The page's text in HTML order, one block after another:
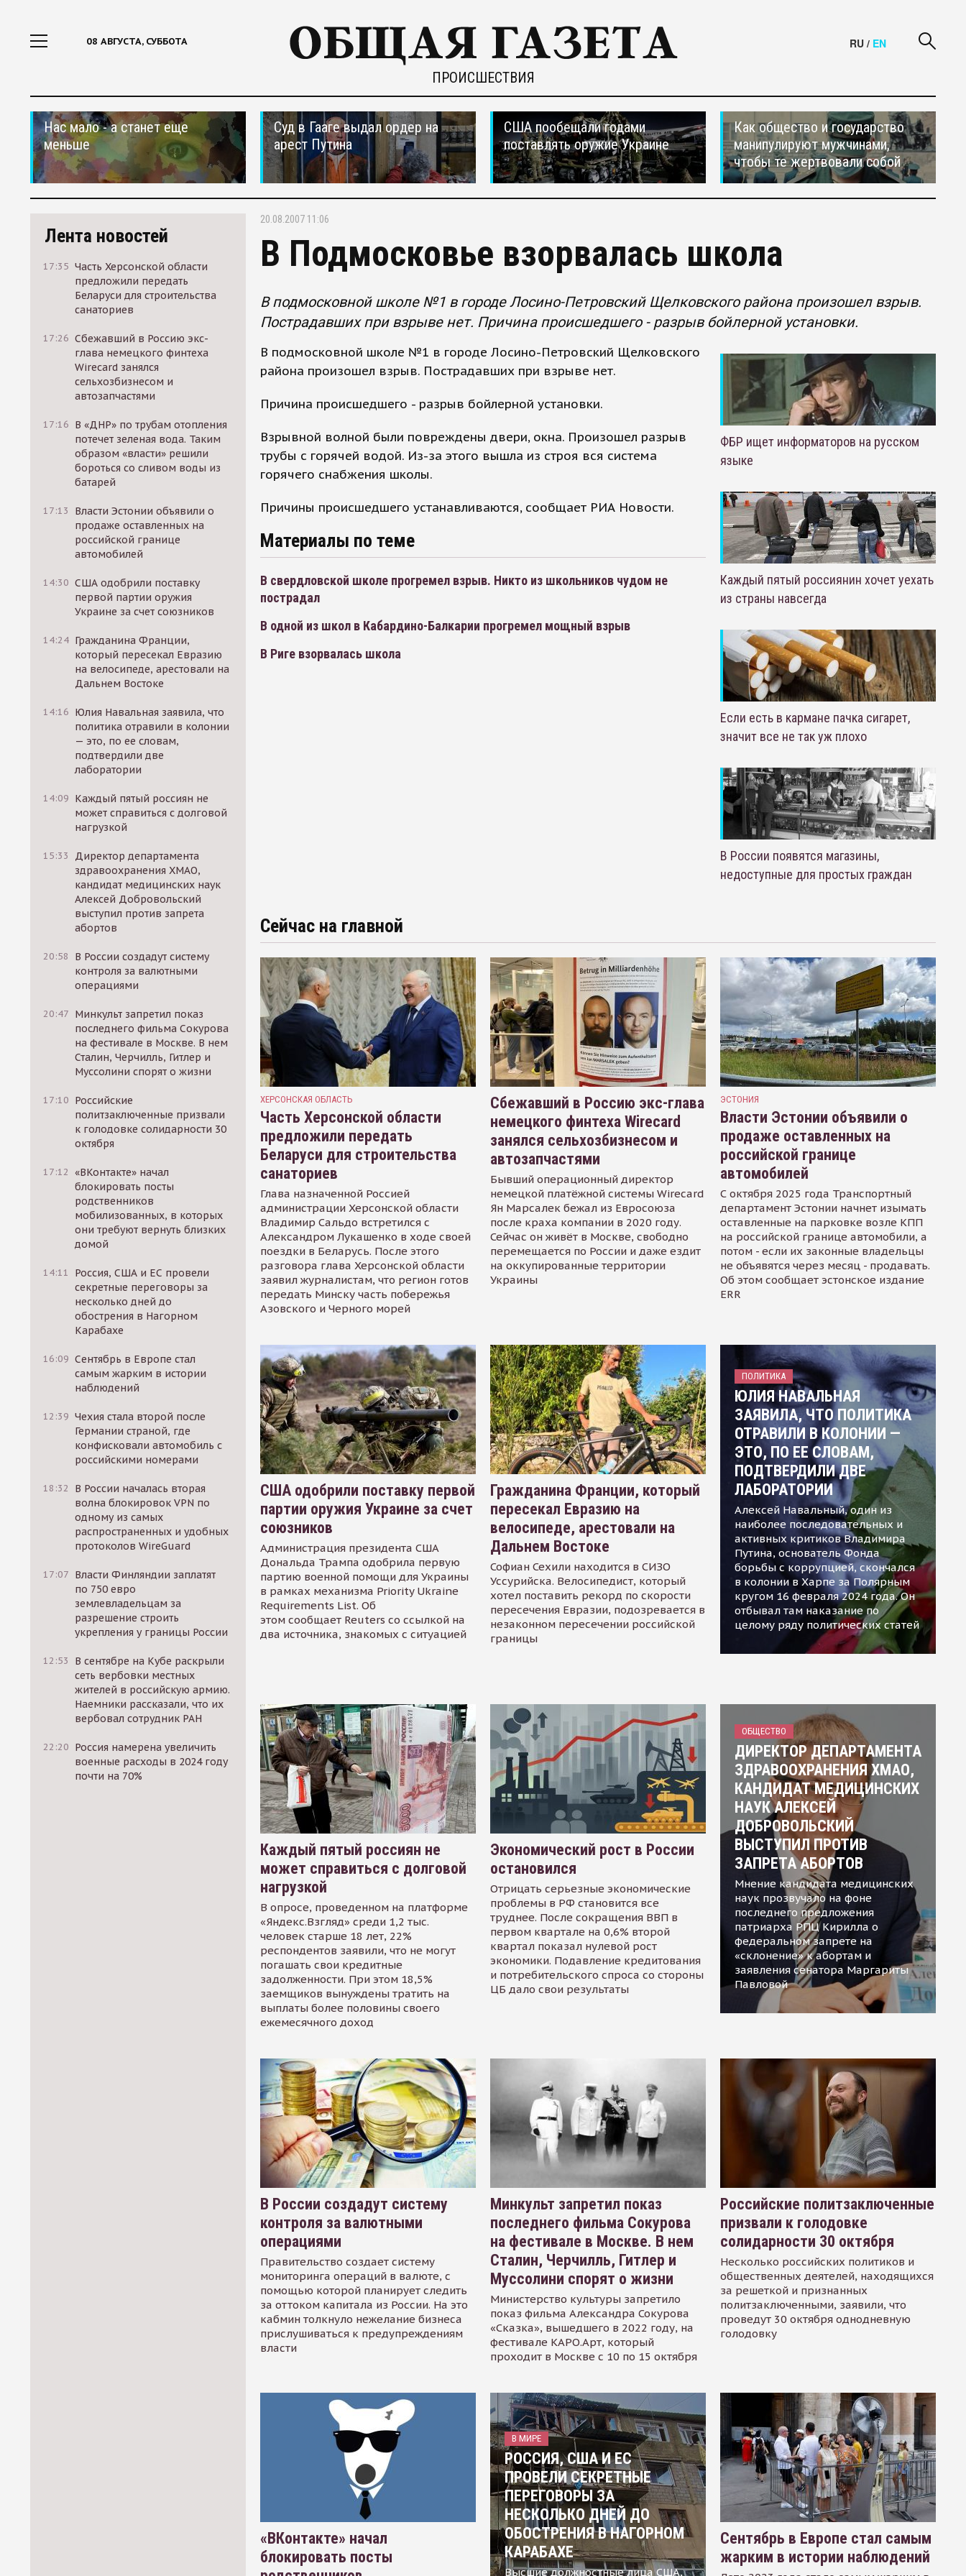
08 АВГУСТА, СУББОТА
ПРОИСШЕСТВИЯ
RU / EN
Нас мало - а станет еще
меньше
Суд в Гааге выдал ордер на
арест Путина
США пообещали годами
поставлять оружие Украине
Как общество и государство
манипулируют мужчинами,
чтобы те жертвовали собой
Лента новостей
17:35 Часть Херсонской области
предложили передать
Беларуси для строительства
санаториев
17:26 Сбежавший в Россию экс-
глава немецкого финтеха
Wirecard занялся
сельхозбизнесом и
автозапчастями
17:16 В «ДНР» по трубам отопления
потечет зеленая вода. Таким
образом «власти» решили
бороться со сливом воды из
батарей
17:13
Власти Эстонии объявили о
продаже оставленных на
российской границе
автомобилей
14:30 США одобрили поставку
первой партии оружия
Украине за счет союзников
14:24 Гражданина Франции,
который пересекал Евразию
на велосипеде, арестовали на
Дальнем Востоке
14:16 Юлия Навальная заявила, что
политика отравили в колонии
— это, по ее словам,
подтвердили две
лаборатории
14:09 Каждый пятый россиян не
может справиться с долговой
нагрузкой
15:33
Директор департамента
здравоохранения ХМАО,
кандидат медицинских наук
Алексей Добровольский
выступил против запрета
абортов
20:58
В России создадут систему
контроля за валютными
операциями
20:47 Минкульт запретил показ
последнего фильма Сокурова
на фестивале в Москве. В нем
Сталин, Черчилль, Гитлер и
Муссолини спорят о жизни
17:10 Российские
политзаключенные призвали
к голодовке солидарности 30
октября
17:12 «ВКонтакте» начал
блокировать посты
родственников
мобилизованных, в которых
они требуют вернуть близких
домой
14:11
Россия, США и ЕС провели
секретные переговоры за
несколько дней до
обострения в Нагорном
Карабахе
16:09 Сентябрь в Европе стал
самым жарким в истории
наблюдений
12:39 Чехия стала второй после
Германии страной, где
конфисковали автомобиль с
российскими номерами
18:32
В России началась вторая
волна блокировок VPN по
одному из самых
распространенных и удобных
протоколов WireGuard
17:07 Власти Финляндии заплатят
по 750 евро
землевладельцам за
разрешение строить
укрепления у границы России
12:53
В сентябре на Кубе раскрыли
сеть вербовки местных
жителей в российскую армию.
Наемники рассказали, что их
вербовал сотрудник РАН
22:20 Россия намерена увеличить
военные расходы в 2024 году
почти на 70%
20.08.2007 11:06
В Подмосковье взорвалась школа
В подмосковной школе №1 в городе Лосино-Петровский Щелковского района произошел взрыв.
Пострадавших при взрыве нет. Причина происшедшего - разрыв бойлерной установки.
В подмосковной школе №1 в городе Лосино-Петровский Щелковского
района произошел взрыв. Пострадавших при взрыве нет.
Причина происшедшего - разрыв бойлерной установки.
Взрывной волной были повреждены двери, окна. Произошел разрыв
трубы с горячей водой. Из-за этого вышла из строя вся система
горячего снабжения школы.
Причины происшедшего устанавливаются, сообщает РИА Новости.
Материалы по теме
В свердловской школе прогремел взрыв. Никто из школьников чудом не
пострадал
В одной из школ в Кабардино-Балкарии прогремел мощный взрыв
В Риге взорвалась школа
ФБР ищет информаторов на русском
языке
Каждый пятый россиянин хочет уехать
из страны навсегда
Если есть в кармане пачка сигарет,
значит все не так уж плохо
В России появятся магазины,
недоступные для простых граждан
Сейчас на главной
ХЕРСОНСКАЯ ОБЛАСТЬ
Часть Херсонской области
предложили передать
Беларуси для строительства
санаториев
Глава назначенной Россией
администрации Херсонской области
Владимир Сальдо встретился с
Александром Лукашенко в ходе своей
поездки в Беларусь. После этого
разговора глава Херсонской области
заявил журналистам, что регион готов
передать Минску часть побережья
Азовского и Черного морей
Сбежавший в Россию экс-глава
немецкого финтеха Wirecard
занялся сельхозбизнесом и
автозапчастями
Бывший операционный директор
немецкой платёжной системы Wirecard
Ян Марсалек бежал из Евросоюза
после краха компании в 2020 году.
Сейчас он живёт в Москве, свободно
перемещается по России и даже ездит
на оккупированные территории
Украины
ЭСТОНИЯ
Власти Эстонии объявили о
продаже оставленных на
российской границе
автомобилей
С октября 2025 года Транспортный
департамент Эстонии начнет изымать
оставленные на парковке возле КПП
на российской границе автомобили, а
потом - если их законные владельцы
не объявятся через месяц - продавать.
Об этом сообщает эстонское издание
ERR
США одобрили поставку первой
партии оружия Украине за счет
союзников
Администрация президента США
Дональда Трампа одобрила первую
партию военной помощи для Украины
в рамках механизма Priority Ukraine
Requirements List. Об
этом сообщает Reuters со ссылкой на
два источника, знакомых с ситуацией
Гражданина Франции, который
пересекал Евразию на
велосипеде, арестовали на
Дальнем Востоке
Софиан Сехили находится в СИЗО
Уссурийска. Велосипедист, который
хотел поставить рекорд по скорости
пересечения Евразии, подозревается в
незаконном пересечении российской
границы
ПОЛИТИКА
ЮЛИЯ НАВАЛЬНАЯ
ЗАЯВИЛА, ЧТО ПОЛИТИКА
ОТРАВИЛИ В КОЛОНИИ —
ЭТО, ПО ЕЕ СЛОВАМ,
ПОДТВЕРДИЛИ ДВЕ
ЛАБОРАТОРИИ
Алексей Навальный, один из
наиболее последовательных и
активных критиков Владимира
Путина, основатель Фонда
борьбы с коррупцией, скончался
в колонии в Харпе за Полярным
кругом 16 февраля 2024 года. Он
отбывал там наказание по
целому ряду политических статей
Каждый пятый россиян не
может справиться с долговой
нагрузкой
В опросе, проведенном на платформе
«Яндекс.Взгляд» среди 1,2 тыс.
человек старше 18 лет, 22%
респондентов заявили, что не могут
погашать свои кредитные
задолженности. При этом 18,5%
заемщиков вынуждены тратить на
выплаты более половины своего
ежемесячного доход
Экономический рост в России
остановился
Отрицать серьезные экономические
проблемы в РФ становится все
труднее. После сокращения ВВП в
первом квартале на 0,6% второй
квартал показал нулевой рост
экономики. Подавление кредитования
и потребительского спроса со стороны
ЦБ дало свои результаты
ОБЩЕСТВО
ДИРЕКТОР ДЕПАРТАМЕНТА
ЗДРАВООХРАНЕНИЯ ХМАО,
КАНДИДАТ МЕДИЦИНСКИХ
НАУК АЛЕКСЕЙ
ДОБРОВОЛЬСКИЙ
ВЫСТУПИЛ ПРОТИВ
ЗАПРЕТА АБОРТОВ
Мнение кандидата медицинских
наук прозвучало на фоне
последнего предложения
патриарха РПЦ Кирилла о
федеральном запрете на
«склонение» к абортам и
заявления сенатора Маргариты
Павловой
В России создадут систему
контроля за валютными
операциями
Правительство создает систему
мониторинга операций в валюте, с
помощью которой планирует следить
за оттоком капитала из России. На это
кабмин толкнуло нежелание бизнеса
прислушиваться к предупреждениям
власти
Минкульт запретил показ
последнего фильма Сокурова
на фестивале в Москве. В нем
Сталин, Черчилль, Гитлер и
Муссолини спорят о жизни
Министерство культуры запретило
показ фильма Александра Сокурова
«Сказка», вышедшего в 2022 году, на
фестивале КАРО.Арт, который
проходит в Москве с 10 по 15 октября
Российские политзаключенные
призвали к голодовке
солидарности 30 октября
Несколько российских политиков и
общественных деятелей, находящихся
за решеткой и признанных
политзаключенными, заявили, что
проведут 30 октября однодневную
голодовку
«ВКонтакте» начал
блокировать посты
В МИРЕ
РОССИЯ, США И ЕС
ПРОВЕЛИ СЕКРЕТНЫЕ
ПЕРЕГОВОРЫ ЗА
НЕСКОЛЬКО ДНЕЙ ДО
ОБОСТРЕНИЯ В НАГОРНОМ
КАРАБАХЕ
Высшие должностные лица США,
Сентябрь в Европе стал самым
жарким в истории наблюдений